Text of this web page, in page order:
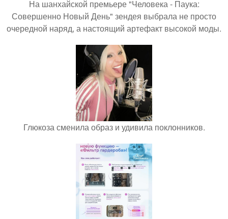
На шанхайской премьере "Человека - Паука:
Совершенно Новый День" зендея выбрала не просто
очередной наряд, а настоящий артефакт высокой моды.
Глюкоза сменила образ и удивила поклонников.